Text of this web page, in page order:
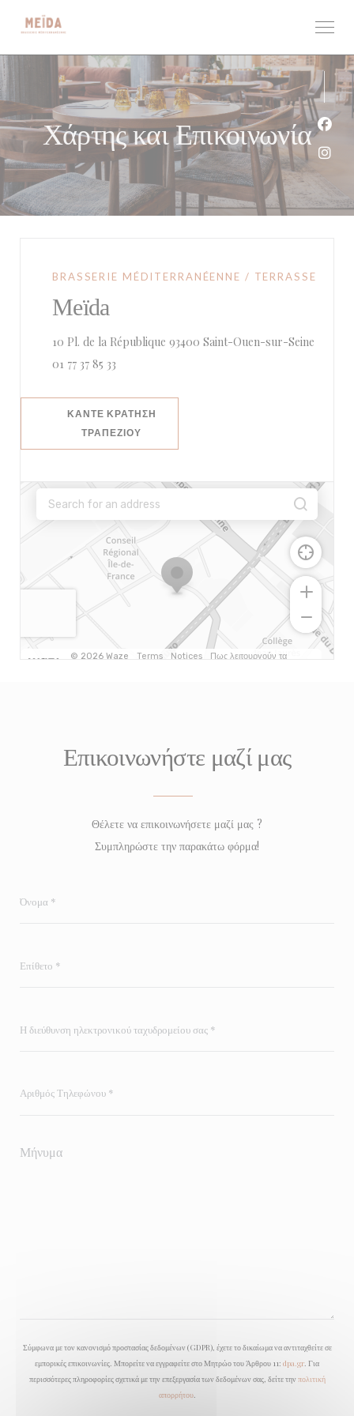
Χάρτης και Επικοινωνία
BRASSERIE MÉDITERRANÉENNE / TERRASSE
Meïda
10 Pl. de la République 93400 Saint-Ouen-sur-Seine
01 77 37 85 33
ΚΆΝΤΕ ΚΡΆΤΗΣΗ
ΤΡΑΠΕΖΙΟΎ
Επικοινωνήστε μαζί μας
Θέλετε να επικοινωνήσετε μαζί μας ?
Συμπληρώστε την παρακάτω φόρμα!
Σύμφωνα με τον κανονισμό προστασίας δεδομένων (GDPR), έχετε το δικαίωμα να αντιταχθείτε σε
εμπορικές επικοινωνίες. Μπορείτε να εγγραφείτε στο Μητρώο του Άρθρου 11: dpa.gr . Για
περισσότερες πληροφορίες σχετικά με την επεξεργασία των δεδομένων σας, δείτε τηνπολιτική
απορρήτου.